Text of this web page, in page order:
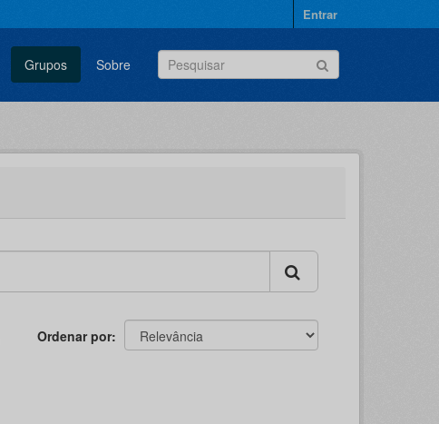
Entrar
Grupos Sobre
Ordenar por